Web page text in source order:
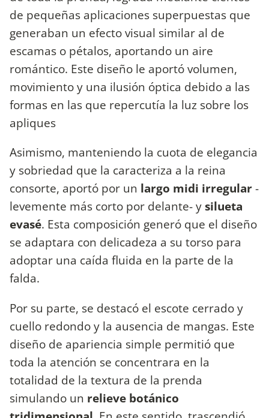
de pequeñas aplicaciones superpuestas que
generaban un efecto visual similar al de
escamas o pétalos, aportando un aire
romántico. Este diseño le aportó volumen,
movimiento y una ilusión óptica debido a las
formas en las que repercutía la luz sobre los
apliques
Asimismo, manteniendo la cuota de elegancia
y sobriedad que la caracteriza a la reina
consorte, aportó por un largo midi irregular-
levemente más corto por delante- ysilueta
evasé. Esta composición generó que el diseño
se adaptara con delicadeza a su torso para
adoptar una caída fluida en la parte de la
falda.
Por su parte, se destacó el escote cerrado y
cuello redondo y la ausencia de mangas. Este
diseño de apariencia simple permitió que
toda la atención se concentrara en la
totalidad de la textura de la prenda
simulando un relieve botánico